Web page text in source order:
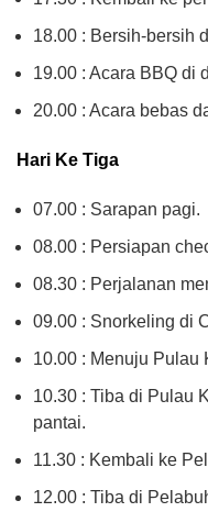
18.00 : Bersih-bersih
19.00 : Acara BBQ di
20.00 : Acara bebas
Hari Ke Tiga
07.00 : Sarapan pagi.
08.00 : Persiapan
08.30 : Perjalanan
09.00 : Snorkeling di
10.00 : Menuju Pulau
10.30 : Tiba di Pulau
pantai.
11.30 : Kembali ke
12.00 : Tiba di